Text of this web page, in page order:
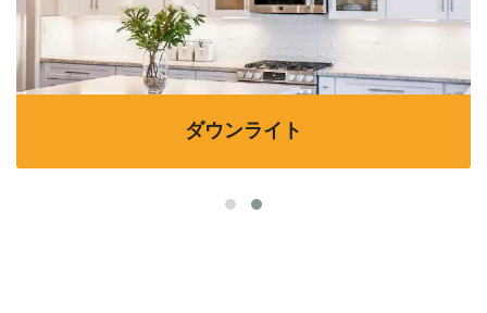
ダウンライト